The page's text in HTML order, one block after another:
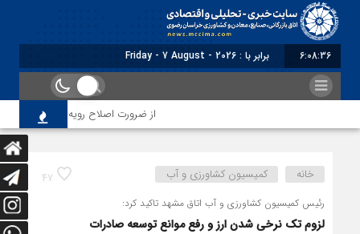
6:08:38 برابر با : Friday - 7 August - 2026
از ضرورت اصلاح رویه‌های بازرسی تا لزوم
47 خانه کمیسیون کشاورزی و آب
رئیس کمیسیون کشاورزی و آب اتاق مشهد تاکید کرد:
لزوم تک نرخی شدن ارز و رفع موانع توسعه صادرات